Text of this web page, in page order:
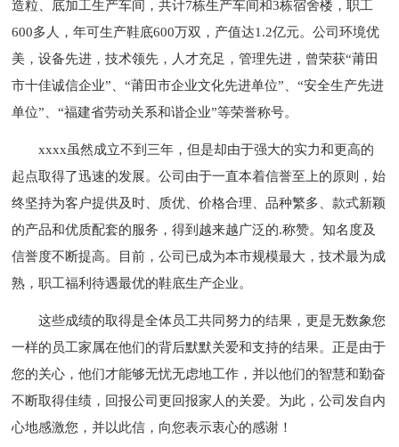
造粒、底加工生产车间，共计7栋生产车间和3栋宿舍楼，职工
600多人，年可生产鞋底600万双，产值达1.2亿元。公司环境优
美，设备先进，技术领先，人才充足，管理先进，曾荣获“莆田
市十佳诚信企业”、“莆田市企业文化先进单位”、“安全生产先进
单位”、“福建省劳动关系和谐企业”等荣誉称号。
xxxx虽然成立不到三年，但是却由于强大的实力和更高的
起点取得了迅速的发展。公司由于一直本着信誉至上的原则，始
终坚持为客户提供及时、质优、价格合理、品种繁多、款式新颖
的产品和优质配套的服务，得到越来越广泛的.称赞。知名度及
信誉度不断提高。目前，公司已成为本市规模最大，技术最为成
熟，职工福利待遇最优的鞋底生产企业。
这些成绩的取得是全体员工共同努力的结果，更是无数象您
一样的员工家属在他们的背后默默关爱和支持的结果。正是由于
您的关心，他们才能够无忧无虑地工作，并以他们的智慧和勤奋
不断取得佳绩，回报公司更回报家人的关爱。为此，公司发自内
心地感激您，并以此信，向您表示衷心的感谢！